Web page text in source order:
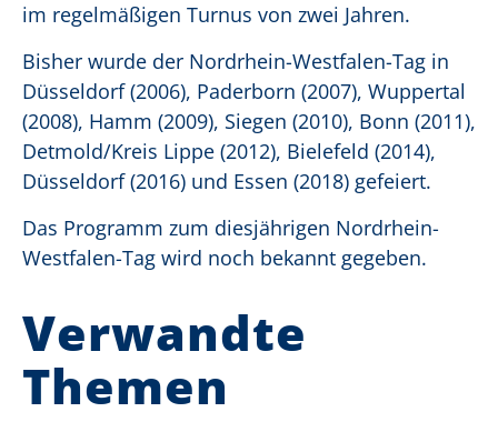
im regelmäßigen Turnus von zwei Jahren.
Bisher wurde der Nordrhein-Westfalen-Tag in
Düsseldorf (2006), Paderborn (2007), Wuppertal
(2008), Hamm (2009), Siegen (2010), Bonn (2011),
Detmold/Kreis Lippe (2012), Bielefeld (2014),
Düsseldorf (2016) und Essen (2018) gefeiert.
Das Programm zum diesjährigen Nordrhein-
Westfalen-Tag wird noch bekannt gegeben.
Verwandte
Themen